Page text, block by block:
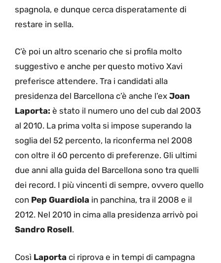
spagnola, e dunque cerca disperatamente di
restare in sella.
C’è poi un altro scenario che si profila molto
suggestivo e anche per questo motivo Xavi
preferisce attendere. Tra i candidati alla
presidenza del Barcellona c’è anche l’ex Joan
Laporta: è stato il numero uno del cub dal 2003
al 2010. La prima volta si impose superando la
soglia del 52 percento, la riconferma nel 2008
con oltre il 60 percento di preferenze. Gli ultimi
due anni alla guida del Barcellona sono tra quelli
dei record. I più vincenti di sempre, ovvero quello
con Pep Guardiola in panchina, tra il 2008 e il
2012. Nel 2010 in cima alla presidenza arrivò poi
Sandro Rosell.
Così Laporta ci riprova e in tempi di campagna